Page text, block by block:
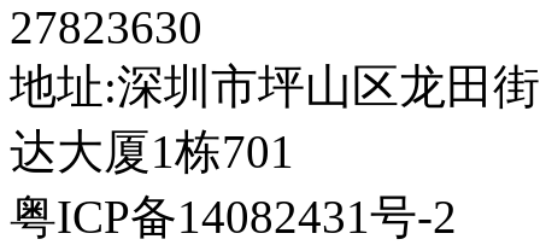
27823630
地址:深圳市坪山区龙田
达大厦1栋701
粤ICP备14082431号-2